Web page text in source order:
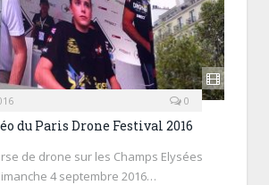
0
du Paris Drone Festival 2016
de drone sur les Champs Elysées
4 septembre 2016…